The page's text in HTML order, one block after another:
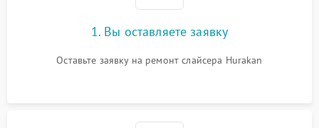
1. Вы оставляете заявку
Оставьте заявку на ремонт слайсера Hurakan